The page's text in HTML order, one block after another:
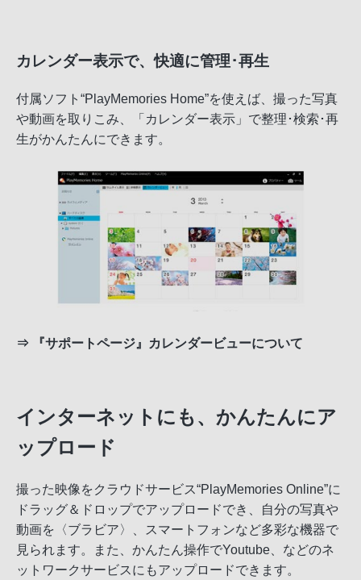
カレンダー表示で、快適に管理･再生
付属ソフト“PlayMemories Home”を使えば、撮った写真
や動画を取りこみ、「カレンダー表示」で整理･検索･再
生がかんたんにできます。
⇒ 『サポートページ』カレンダービューについて
インターネットにも、かんたんにア
ップロード
撮った映像をクラウドサービス“PlayMemories Online”に
ドラッグ＆ドロップでアップロードでき、自分の写真や
動画を〈ブラビア〉、スマートフォンなど多彩な機器で
見られます。また、かんたん操作でYoutube、などのネ
ットワークサービスにもアップロードできます。